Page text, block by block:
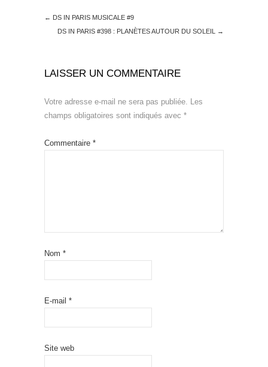
← DS IN PARIS MUSICALE #9
DS IN PARIS #398 : PLANÈTES AUTOUR DU SOLEIL
→
LAISSER UN COMMENTAIRE
Votre adresse e-mail ne sera pas publiée.
Les
champs obligatoires sont indiqués avec *
Commentaire *
Nom *
E-mail *
Site web